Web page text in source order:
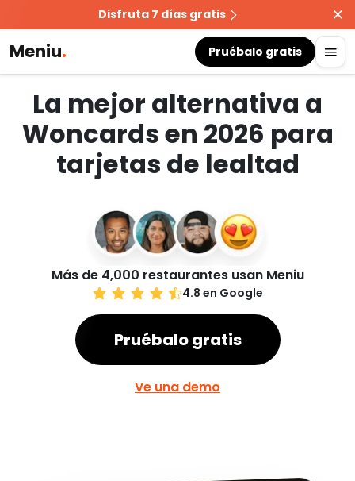
Disfruta 7 días gratis
Meniu. Pruébalo gratis
La mejor alternativa a
Woncards en 2026 para
tarjetas de lealtad
Más de 4,000 restaurantes usan Meniu
4.8 en Google
Pruébalo gratis
Ve una demo